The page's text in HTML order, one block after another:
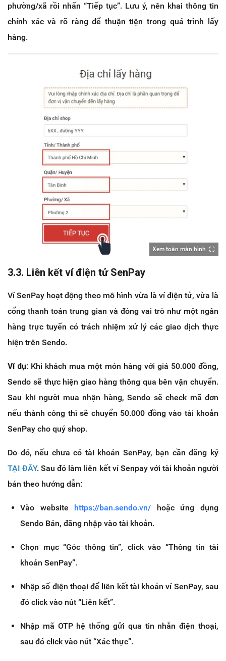
phường/xã rồi nhấn “Tiếp tục”. Lưu ý, nên khai thông tin
chính xác và rõ ràng để thuận tiện trong quá trình lấy
hàng.
Xem toàn màn hình
3.3. Liên kết ví điện tử SenPay
Ví SenPay hoạt động theo mô hình vừa là ví điện tử, vừa là
cổng thanh toán trung gian và đóng vai trò như một ngân
hàng trực tuyến có trách nhiệm xử lý các giao dịch thực
hiện trên Sendo.
Ví dụ: Khi khách mua một món hàng với giá 50.000 đồng,
Sendo sẽ thực hiện giao hàng thông qua bên vận chuyển.
Sau khi người mua nhận hàng, Sendo sẽ check mã đơn
nếu thành công thì sẽ chuyển 50.000 đồng vào tài khoản
SenPay cho quý shop.
Do đó, nếu chưa có tài khoản SenPay, bạn cần đăng ký
TẠI ĐÂY. Sau đó làm liên kết ví Senpay với tài khoản người
bán theo hướng dẫn:
Vào website https://ban.sendo.vn/ hoặc ứng dụng
Sendo Bán, đăng nhập vào tài khoản.
Chọn mục “Góc thông tin”, click vào “Thông tin tài
khoản SenPay”.
Nhập số điện thoại để liên kết tài khoản ví SenPay, sau
đó click vào nút “Liên kết”.
Nhập mã OTP hệ thống gửi qua tin nhắn điện thoại,
sau đó click vào nút “Xác thực”.